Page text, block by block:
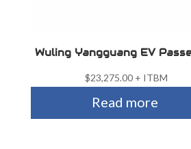
Wuling Yangguang EV
$23,275.00 + ITBM
Read more